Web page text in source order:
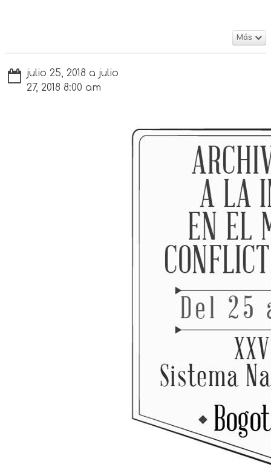
Más
julio 25, 2018 a julio
27, 2018 8:00 am